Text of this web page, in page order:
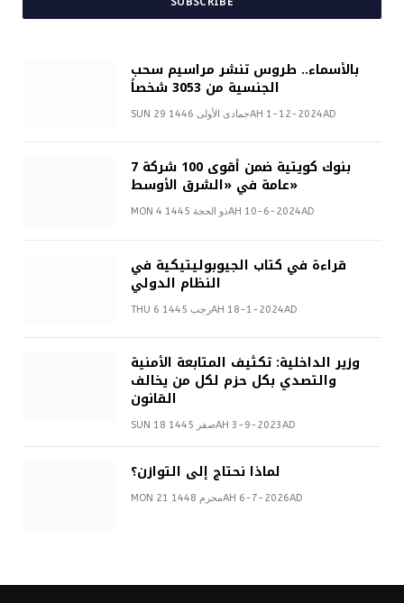
بالأسماء.. طروس تنشر مراسيم سحب
الجنسية من 3053 شخصاً
SUN 29 جمادى الأولى 1446AH 1-12-2024AD
7 بنوك كويتية ضمن أقوى 100 شركة
عامة في «الشرق الأوسط»
MON 4 ذو الحجة 1445AH 10-6-2024AD
قراءة في كتاب الجيوبوليتيكية في
النظام الدولي
THU 6 رجب 1445AH 18-1-2024AD
وزير الداخلية: تكثيف المتابعة الأمنية
والتصدي بكل حزم لكل من يخالف
القانون
SUN 18 صفر 1445AH 3-9-2023AD
لماذا نحتاج إلى التوازن؟
MON 21 محرم 1448AH 6-7-2026AD